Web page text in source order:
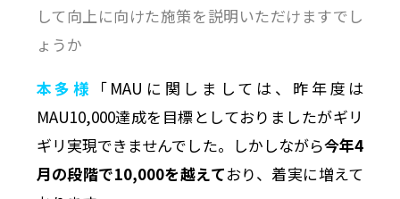
して向上に向けた施策を説明いただけますでし
ょうか
本多様 「MAUに関しましては、昨年度は
MAU10,000達成を目標としておりましたがギリ
ギリ実現できませんでした。しかしながら今年4
月の段階で10,000を越えており、着実に増えて